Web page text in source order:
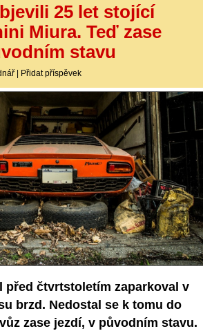
25 let stojící
Miura. Teď zase
stavu
| Přidat příspěvek
před čtvrtstoletím zaparkoval v
brzd. Nedostal se k tomu do
zase jezdí, v původním stavu.